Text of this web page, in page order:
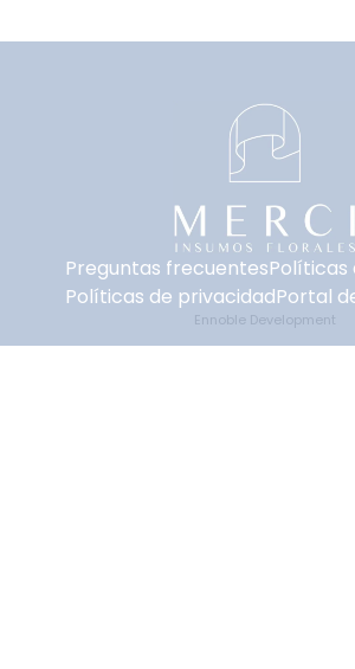
Preguntas frecuentes
Políticas de privacidadPortal
Ennoble Development